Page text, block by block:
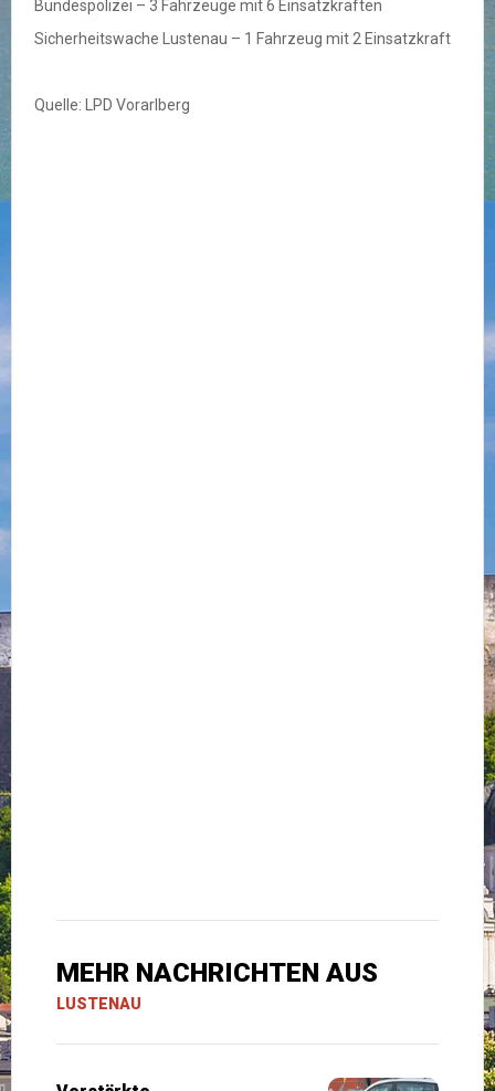
Bundespolizei – 3 Fahrzeuge mit 6 Einsatzkräften
Sicherheitswache Lustenau – 1 Fahrzeug mit 2 Einsatzkraft
Quelle: LPD Vorarlberg
MEHR NACHRICHTEN AUS
LUSTENAU